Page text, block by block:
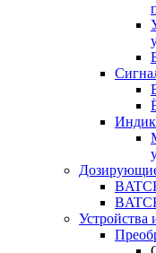
Устройства